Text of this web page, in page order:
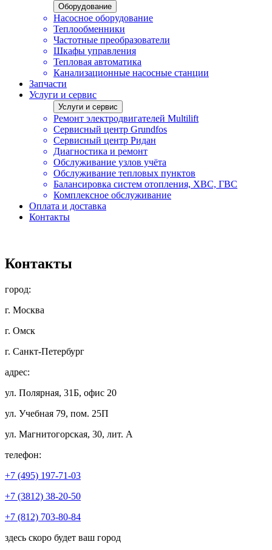
Оборудование
Насосное оборудование
Теплообменники
Частотные преобразователи
Шкафы управления
Тепловая автоматика
Канализационные насосные станции
Запчасти
Услуги и сервис
Услуги и сервис
Ремонт электродвигателей Multilift
Сервисный центр Grundfos
Сервисный центр Ридан
Диагностика и ремонт
Обслуживание узлов учёта
Обслуживание тепловых пунктов
Балансировка систем отопления, ХВС, ГВС
Комплексное обслуживание
Оплата и доставка
Контакты
Контакты
город:
г. Москва
г. Омск
г. Санкт-Петербург
адрес:
ул. Полярная, 31Б, офис 20
ул. Учебная 79, пом. 25П
ул. Магнитогорская, 30, лит. А
телефон:
+7 (495) 197-71-03
+7 (3812) 38-20-50
+7 (812) 703-80-84
здесь скоро будет ваш город